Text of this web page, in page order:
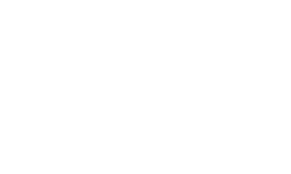
смешные истории, клипы!
карикатуры, шаржи, стихи,